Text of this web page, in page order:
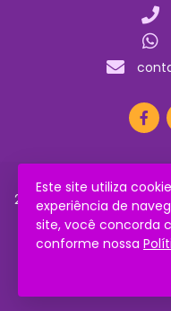
Este site utiliza
experiência de
site, você concorda
conforme nossa
2026 © Todos os